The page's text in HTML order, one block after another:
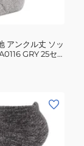
アンクル丈 ソッ
GRY 25セ
起毛